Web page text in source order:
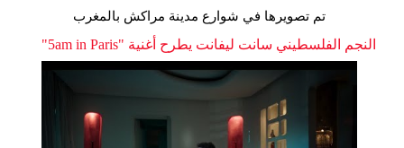
تم تصويرها في شوارع مدينة مراكش بالمغرب
النجم الفلسطيني سانت ليفانت يطرح أغنية "5am in Paris"